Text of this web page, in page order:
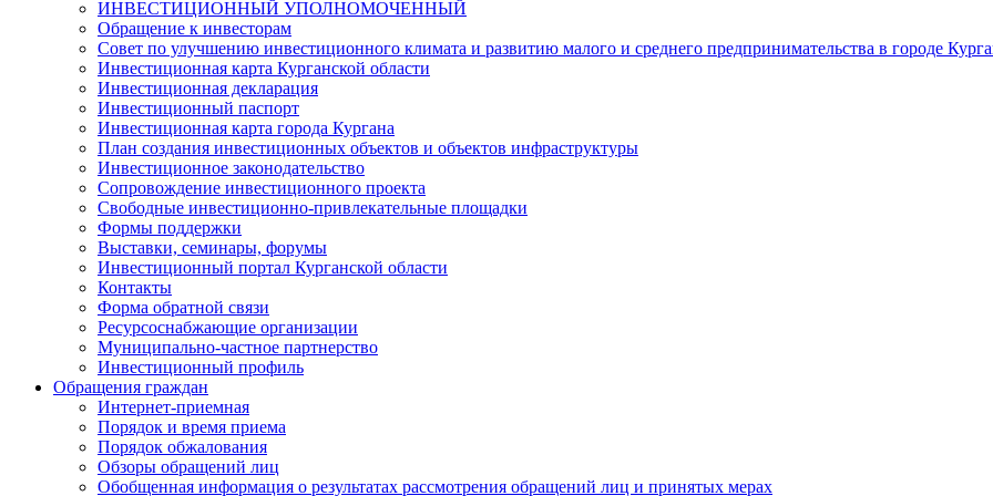
ИНВЕСТИЦИОННЫЙ УПОЛНОМОЧЕННЫЙ
Обращение к инвесторам
Совет по улучшению инвестиционного климата и развитию малого и среднего предпринимательства в городе
Инвестиционная карта Курганской области
Инвестиционная декларация
Инвестиционный паспорт
Инвестиционная карта города Кургана
План создания инвестиционных объектов и объектов инфраструктуры
Инвестиционное законодательство
Сопровождение инвестиционного проекта
Свободные инвестиционно-привлекательные площадки
Формы поддержки
Выставки, семинары, форумы
Инвестиционный портал Курганской области
Контакты
Форма обратной связи
Ресурсоснабжающие организации
Муниципально-частное партнерство
Инвестиционный профиль
Обращения граждан
Интернет-приемная
Порядок и время приема
Порядок обжалования
Обзоры обращений лиц
Обобщенная информация о результатах рассмотрения обращений лиц и принятых мерах